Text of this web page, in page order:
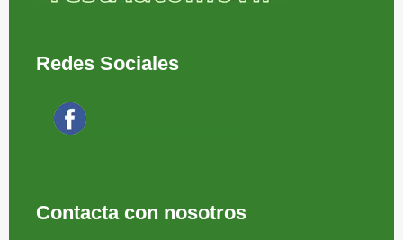
Redes Sociales
Contacta con nosotros